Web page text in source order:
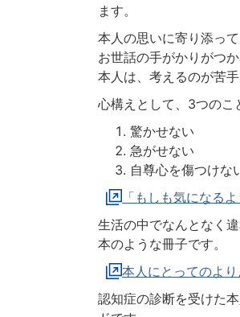
ます。
本人の思いに寄り添っ
お世話の手がかりがつ
本人は、考えるのが苦
心構えとして、3つのこ
驚かせない
急がせない
自尊心を傷つけな
「もしも気になる
生活の中でなんとなく
本のような冊子です。
本人にとってのよ
認知症の診断を受けた